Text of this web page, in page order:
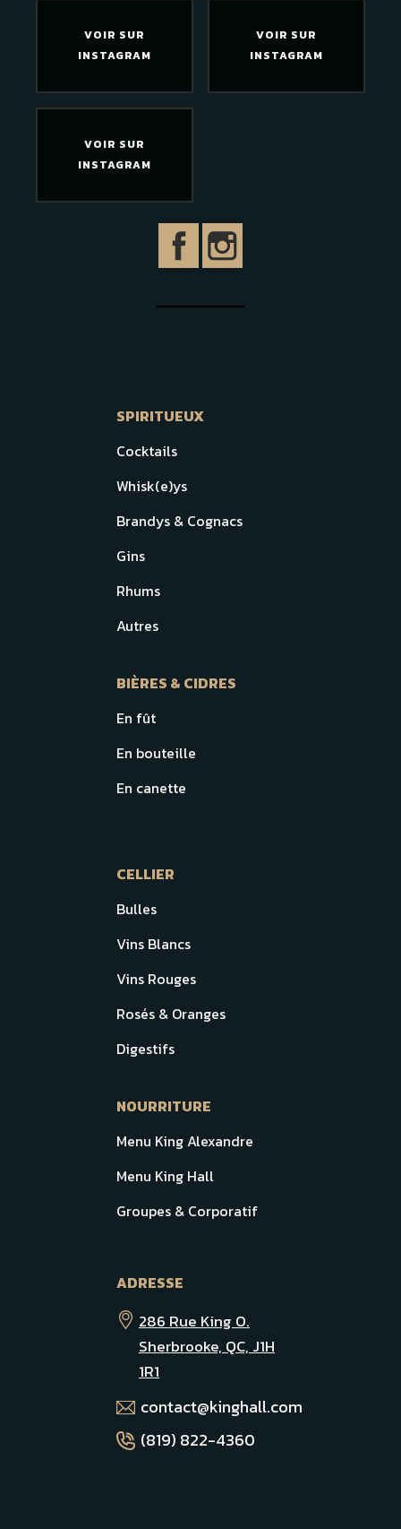
VOIR SUR
INSTAGRAM
VOIR SUR
INSTAGRAM
VOIR SUR
INSTAGRAM
SPIRITUEUX
Cocktails
Whisk(e)ys
Brandys & Cognacs
Gins
Rhums
Autres
BIÈRES & CIDRES
En fût
En bouteille
En canette
CELLIER
Bulles
Vins Blancs
Vins Rouges
Rosés & Oranges
Digestifs
NOURRITURE
Menu King Alexandre
Menu King Hall
Groupes & Corporatif
ADRESSE
286 Rue King O.
Sherbrooke, QC, J1H
1R1
contact@kinghall.com
(819) 822-4360